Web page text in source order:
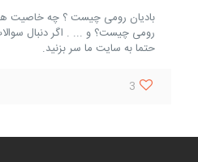
بادیان رومی چیست ؟ چه خاصیت
رومی چیست؟ و ... . اگر دنبال
حتما به سایت ما سر بزنید.
3